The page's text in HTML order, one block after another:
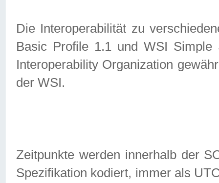
Die Interoperabilität zu
Basic Profile 1.1 und WSI
Interoperability Organization
der WSI.
Zeitpunkte werden innerhalb der
Spezifikation kodiert, immer als